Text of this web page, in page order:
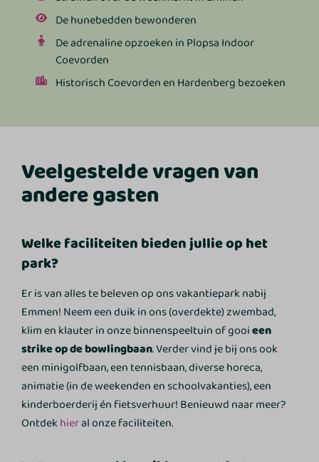
De hunebedden bewonderen
De adrenaline opzoeken in Plopsa Indoor
Coevorden
Historisch Coevorden en Hardenberg bezoeken
Veelgestelde vragen van
andere gasten
Welke faciliteiten bieden jullie op het
park?
Er is van alles te beleven op ons vakantiepark nabij
Emmen! Neem een duik in ons (overdekte) zwembad,
klim en klauter in onze binnenspeeltuin of gooieen
strike op de bowlingbaan. Verder vind je bij ons ook
een minigolfbaan, een tennisbaan, diverse horeca,
animatie (in de weekenden en schoolvakanties), een
kinderboerderij én fietsverhuur! Benieuwd naar meer?
Ontdekhieral onze faciliteiten.